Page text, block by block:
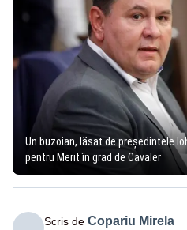
Un buzoian, lăsat de președintele
pentru Merit în grad de Cavaler
Scris de Copariu Mirela